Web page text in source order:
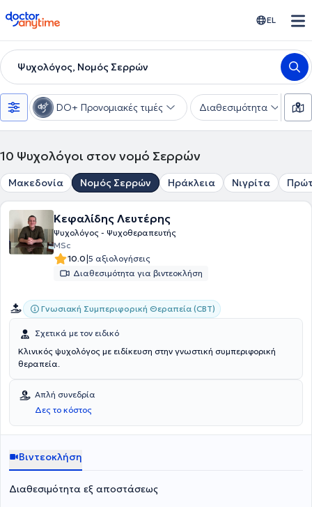
doctoranytime EL
Ψυχολόγος, Νομός Σερρών
DO+ Προνομιακές τιμές Διαθεσιμότητα
10 Ψυχολόγοι στον νομό Σερρών
Μακεδονία Νομός Σερρών Ηράκλεια Νιγρίτα
Κεφαλίδης Λευτέρης
Ψυχολόγος - Ψυχοθεραπευτής
MSc
10.0|5 αξιολογήσεις
Διαθεσιμότητα για βιντεοκλήση
Γνωσιακή Συμπεριφορική Θεραπεία (CBT)
Σχετικά με τον ειδικό
Κλινικός ψυχολόγος με ειδίκευση στην γνωστική συμπεριφορική
θεραπεία.
Απλή συνεδρία
Δες το κόστος
Βιντεοκλήση
Διαθεσιμότητα εξ αποστάσεως